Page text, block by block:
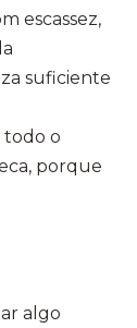
escassez,
suficiente
todo o
porque
algo